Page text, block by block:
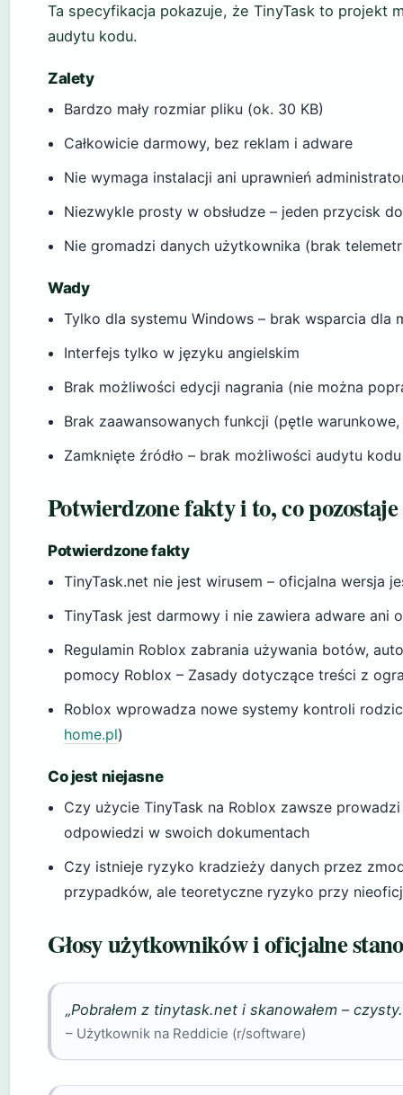
Ta specyfikacja pokazuje, że TinyTask to projekt
audytu kodu.
Zalety
Bardzo mały rozmiar pliku (ok. 30 KB)
Całkowicie darmowy, bez reklam i adware
Nie wymaga instalacji ani uprawnień
Niezwykle prosty w obsłudze – jeden przycisk
Nie gromadzi danych użytkownika (brak
Wady
Tylko dla systemu Windows – brak wsparcia dla
Interfejs tylko w języku angielskim
Brak możliwości edycji nagrania (nie można
Brak zaawansowanych funkcji (pętle
Zamknięte źródło – brak możliwości audytu kodu
Potwierdzone fakty i to, co
Potwierdzone fakty
TinyTask.net nie jest wirusem – oficjalna wersja
TinyTask jest darmowy i nie zawiera adware ani
Regulamin Roblox zabrania używania botów,
pomocy Roblox – Zasady dotyczące treści z
Roblox wprowadza nowe systemy kontroli
home.pl)
Co jest niejasne
Czy użycie TinyTask na Roblox zawsze
odpowiedzi w swoich dokumentach
Czy istnieje ryzyko kradzieży danych przez
przypadków, ale teoretyczne ryzyko przy
Głosy użytkowników i oficjalne
„Pobrałem z tinytask.net i skanowałem –
– Użytkownik na Reddicie (r/software)